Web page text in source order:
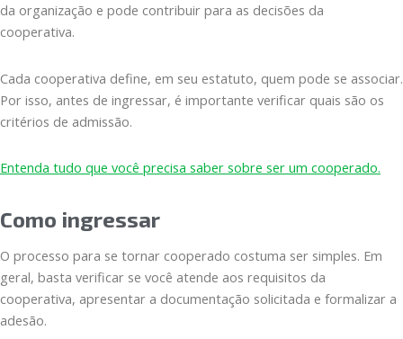
da organização e pode contribuir para as decisões da
cooperativa.
Cada cooperativa define, em seu estatuto, quem pode se associar.
Por isso, antes de ingressar, é importante verificar quais são os
critérios de admissão.
Entenda tudo que você precisa saber sobre ser um cooperado.
Como ingressar
O processo para se tornar cooperado costuma ser simples. Em
geral, basta verificar se você atende aos requisitos da
cooperativa, apresentar a documentação solicitada e formalizar a
adesão.